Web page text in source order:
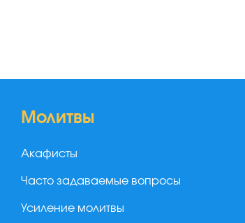
Молитвы
Акафисты
Часто задаваемые вопросы
Усиление молитвы